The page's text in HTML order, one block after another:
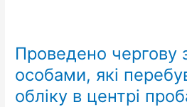
Проведено чергову
особами, які
обліку в центрі
зустріч
особами,
які